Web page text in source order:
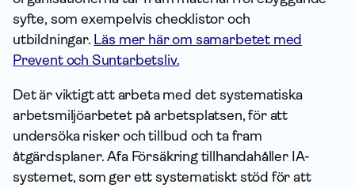
syfte, som exempelvis checklistor och
utbildningar. Läs mer här om samarbetet med
Prevent och Suntarbetsliv.
Det är viktigt att arbeta med det systematiska
arbetsmiljöarbetet på arbetsplatsen, för att
undersöka risker och tillbud och ta fram
åtgärdsplaner. Afa Försäkring tillhandahåller IA-
systemet, som ger ett systematiskt stöd för att